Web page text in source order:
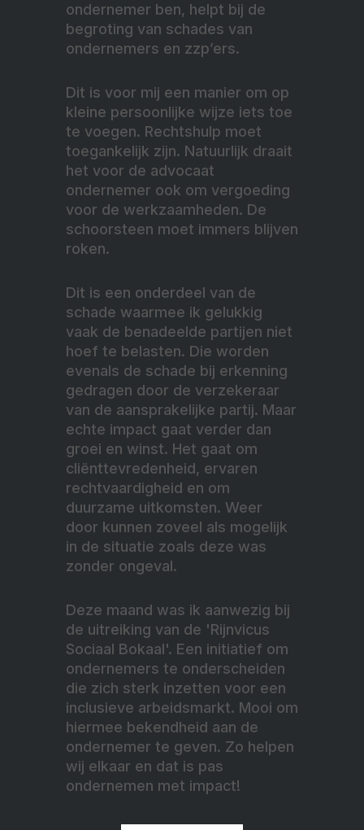
ondernemer ben, helpt bij de
begroting van schades van
ondernemers en zzp’ers.
Dit is voor mij een manier om op
kleine persoonlijke wijze iets toe
te voegen. Rechtshulp moet
toegankelijk zijn. Natuurlijk draait
het voor de advocaat
ondernemer ook om vergoeding
voor de werkzaamheden. De
schoorsteen moet immers blijven
roken.
Dit is een onderdeel van de
schade waarmee ik gelukkig
vaak de benadeelde partijen niet
hoef te belasten. Die worden
evenals de schade bij erkenning
gedragen door de verzekeraar
van de aansprakelijke partij. Maar
echte impact gaat verder dan
groei en winst. Het gaat om
cliënttevredenheid, ervaren
rechtvaardigheid en om
duurzame uitkomsten. Weer
door kunnen zoveel als mogelijk
in de situatie zoals deze was
zonder ongeval.
Deze maand was ik aanwezig bij
de uitreiking van de 'Rijnvicus
Sociaal Bokaal'. Een initiatief om
ondernemers te onderscheiden
die zich sterk inzetten voor een
inclusieve arbeidsmarkt. Mooi om
hiermee bekendheid aan de
ondernemer te geven. Zo helpen
wij elkaar en dat is pas
ondernemen met impact!